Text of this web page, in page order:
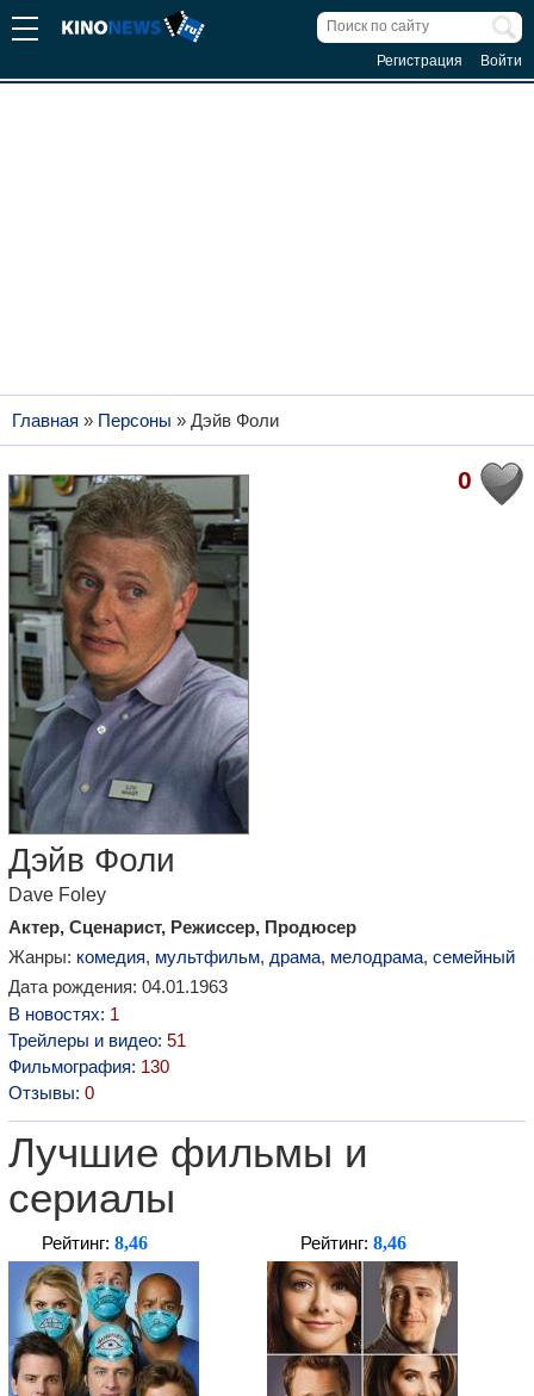
Регистрация Войти
Главная » Персоны » Дэйв Фоли
0
Дэйв Фоли
Dave Foley
Актер, Сценарист, Режиссер, Продюсер
Жанры: комедия, мультфильм, драма, мелодрама, семейный
Дата рождения: 04.01.1963
В новостях: 1
Трейлеры и видео: 51
Фильмография: 130
Отзывы: 0
Лучшие фильмы и
сериалы
Рейтинг: 8,46 Рейтинг: 8,46